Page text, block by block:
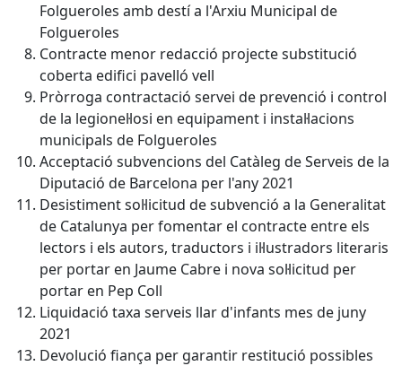
Folgueroles amb destí a l'Arxiu Municipal de
Folgueroles
Contracte menor redacció projecte substitució
coberta edifici pavelló vell
Pròrroga contractació servei de prevenció i control
de la legionel·losi en equipament i instal·lacions
municipals de Folgueroles
Acceptació subvencions del Catàleg de Serveis de la
Diputació de Barcelona per l'any 2021
Desistiment sol·licitud de subvenció a la Generalitat
de Catalunya per fomentar el contracte entre els
lectors i els autors, traductors i il·lustradors literaris
per portar en Jaume Cabre i nova sol·licitud per
portar en Pep Coll
Liquidació taxa serveis llar d'infants mes de juny
2021
Devolució fiança per garantir restitució possibles